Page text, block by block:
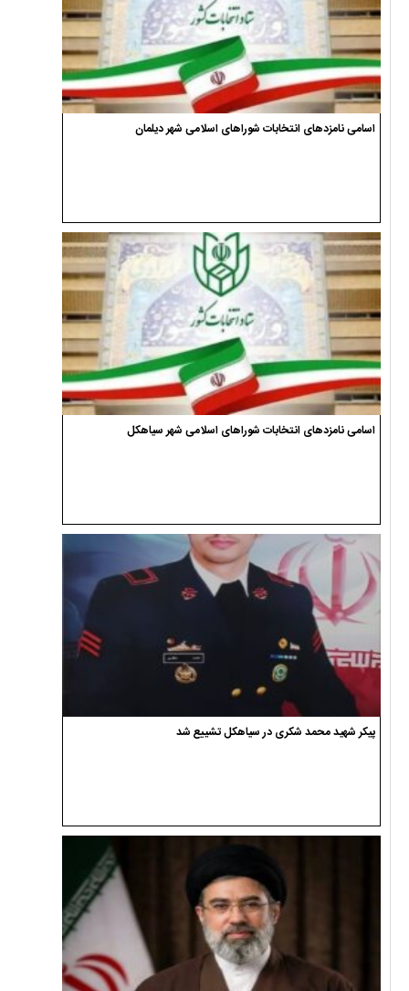
اسامی نامزدهای انتخابات شوراهای اسلامی شهر دیلمان
اسامی نامزدهای انتخابات شوراهای اسلامی شهر سیاهکل
پیکر شهید محمد شکری در سیاهکل تشییع شد